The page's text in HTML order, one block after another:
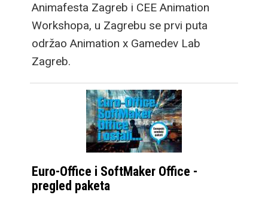
Animafesta Zagreb i CEE Animation
Workshopa, u Zagrebu se prvi puta
održao Animation x Gamedev Lab
Zagreb.
Euro-Office i SoftMaker Office -
pregled paketa